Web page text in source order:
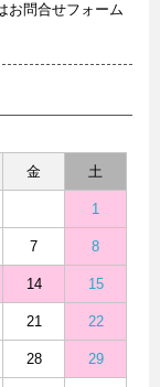
お問合せフォーム
金 土
1
7 8
14 15
21 22
28 29